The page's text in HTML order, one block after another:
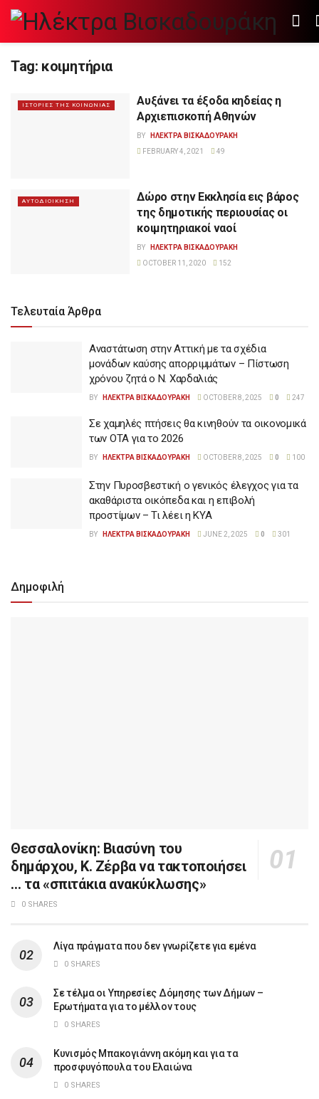
Tag: κοιμητήρια
ΙΣΤΟΡΙΕΣ ΤΗΣ ΚΟΙΝΩΝΙΑΣ
Αυξάνει τα έξοδα κηδείας η
Αρχιεπισκοπή Αθηνών
BY
ΗΛΕΚΤΡΑ ΒΙΣΚΑΔΟΥΡΑΚΗ
FEBRUARY 4, 2021
49
ΑΥΤΟΔΙΟΙΚΗΣΗ
Δώρο στην Εκκλησία εις βάρος
της δημοτικής περιουσίας οι
κοιμητηριακοί ναοί
BY
ΗΛΕΚΤΡΑ ΒΙΣΚΑΔΟΥΡΑΚΗ
OCTOBER 11, 2020
152
Τελευταία Άρθρα
Αναστάτωση στην Αττική με τα σχέδια
μονάδων καύσης απορριμμάτων – Πίστωση
χρόνου ζητά ο Ν. Χαρδαλιάς
BY ΗΛΕΚΤΡΑ ΒΙΣΚΑΔΟΥΡΑΚΗ OCTOBER 8, 2025 0 247
Σε χαμηλές πτήσεις θα κινηθούν τα οικονομικά
των ΟΤΑ για το 2026
BY ΗΛΕΚΤΡΑ ΒΙΣΚΑΔΟΥΡΑΚΗ OCTOBER 8, 2025 0 100
Στην Πυροσβεστική ο γενικός έλεγχος για τα
ακαθάριστα οικόπεδα και η επιβολή
προστίμων – Τι λέει η ΚΥΑ
BY ΗΛΕΚΤΡΑ ΒΙΣΚΑΔΟΥΡΑΚΗ JUNE 2, 2025 0 301
Δημοφιλή
Θεσσαλονίκη: Βιασύνη του
δημάρχου, Κ. Ζέρβα να τακτοποιήσει
… τα «σπιτάκια ανακύκλωσης»
0 SHARES
Λίγα πράγματα που δεν γνωρίζετε για εμένα
0 SHARES
Σε τέλμα οι Υπηρεσίες Δόμησης των Δήμων –
Ερωτήματα για το μέλλον τους
0 SHARES
Κυνισμός Μπακογιάννη ακόμη και για τα
προσφυγόπουλα του Ελαιώνα
0 SHARES